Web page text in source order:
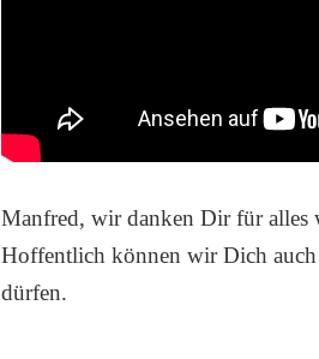
Manfred, wir danken Dir für alles
Hoffentlich können wir Dich
dürfen.